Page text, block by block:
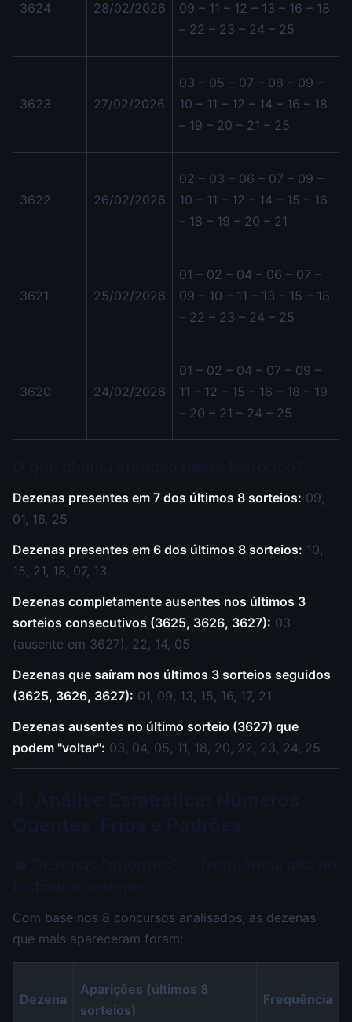
3624 28/02/2026
09 – 11 – 12 – 13 – 16 – 18
– 22 – 23 – 24 – 25
3623 27/02/2026
03 – 05 – 07 – 08 – 09 –
10 – 11 – 12 – 14 – 16 – 18
– 19 – 20 – 21 – 25
3622 26/02/2026
02 – 03 – 06 – 07 – 09 –
10 – 11 – 12 – 14 – 15 – 16
– 18 – 19 – 20 – 21
3621 25/02/2026
01 – 02 – 04 – 06 – 07 –
09 – 10 – 11 – 13 – 15 – 18
– 22 – 23 – 24 – 25
3620 24/02/2026
01 – 02 – 04 – 07 – 09 –
11 – 12 – 15 – 16 – 18 – 19
– 20 – 21 – 24 – 25
Dezenas presentes em 7 dos últimos 8 sorteios: 09,
01, 16, 25
Dezenas presentes em 6 dos últimos 8 sorteios: 10,
15, 21, 18, 07, 13
Dezenas completamente ausentes nos últimos 3
sorteios consecutivos (3625, 3626, 3627): 03
(ausente em 3627), 22, 14, 05
Dezenas que saíram nos últimos 3 sorteios seguidos
(3625, 3626, 3627): 01, 09, 13, 15, 16, 17, 21
Dezenas ausentes no último sorteio (3627) que
podem "voltar": 03, 04, 05, 11, 18, 20, 22, 23, 24, 25
Com base nos 8 concursos analisados, as dezenas
que mais apareceram foram:
Dezena
Aparições (últimos 8
sorteios)
Frequência